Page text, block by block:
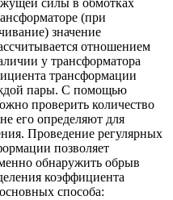
силы в обмотках
(при
значение
отношением
у трансформатора
трансформации
пары. С помощью
проверить количество
его определяют для
Проведение регулярных
позволяет
обнаружить обрыв
коэффициента
способа: